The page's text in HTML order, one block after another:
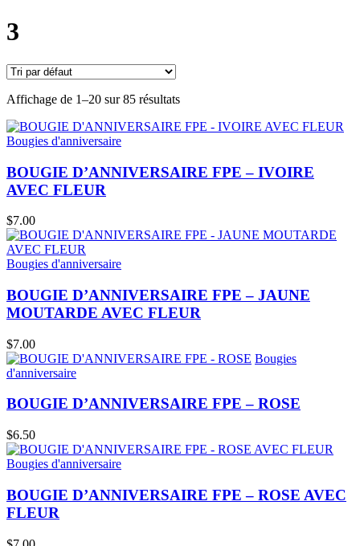
3
Affichage de 1–20 sur 85 résultats
Bougies d'anniversaire
BOUGIE D’ANNIVERSAIRE FPE – IVOIRE
AVEC FLEUR
$7.00
Bougies d'anniversaire
BOUGIE D’ANNIVERSAIRE FPE – JAUNE
MOUTARDE AVEC FLEUR
$7.00
Bougies
d'anniversaire
BOUGIE D’ANNIVERSAIRE FPE – ROSE
$6.50
Bougies d'anniversaire
BOUGIE D’ANNIVERSAIRE FPE – ROSE AVEC
FLEUR